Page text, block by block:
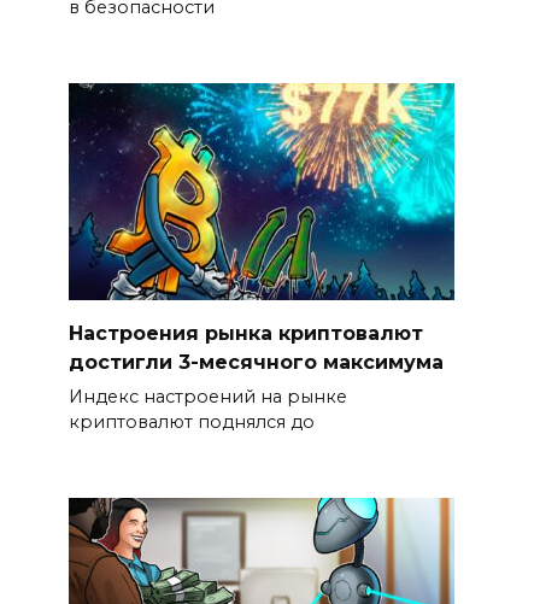
в безопасности
Настроения рынка криптовалют
достигли 3-месячного максимума
Индекс настроений на рынке
криптовалют поднялся до